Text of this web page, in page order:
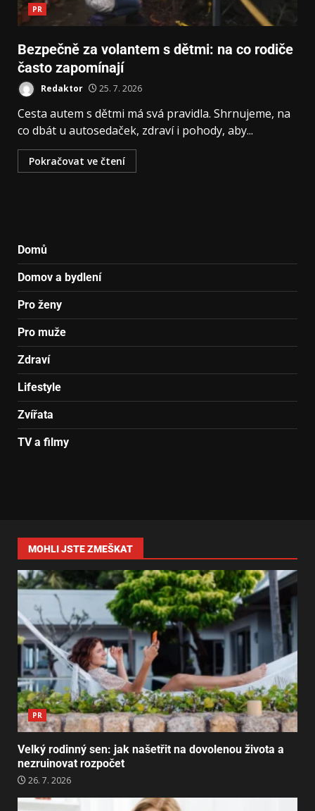
PR
Bezpečně za volantem s dětmi: na co rodiče
často zapomínají
Redaktor 25. 7. 2026
Cesta autem s dětmi má svá pravidla. Shrnujeme, na
co dbát u autosedaček, zdraví i pohody, aby...
Pokračovat ve čtení
Domů
Domov a bydlení
Pro ženy
Pro muže
Zdraví
Lifestyle
Zvířata
TV a filmy
MOHLI JSTE ZMEŠKAT
PR
Velký rodinný sen: jak našetřit na dovolenou života a
nezruinovat rozpočet
26. 7. 2026